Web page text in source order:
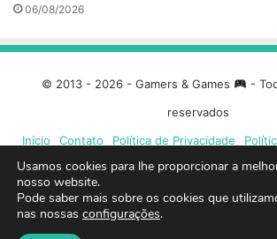
06/08/2026
© 2013 - 2026 - Gamers & Games
-
reservados
Início
Contato Política de Privacidade
Facebook
X
Usamos cookies para lhe proporcionar a
nosso website.
Pode saber mais sobre os cookies que
nas nossas configurações.